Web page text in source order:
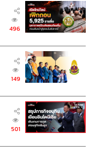
496
149
501